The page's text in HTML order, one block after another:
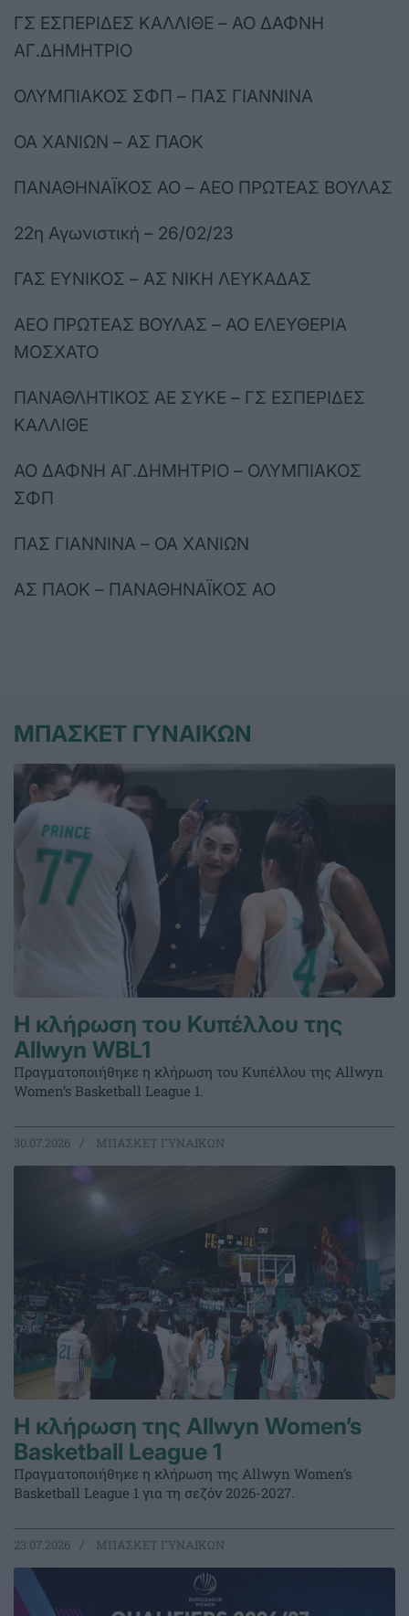
ΓΣ ΕΣΠΕΡΙΔΕΣ ΚΑΛΛΙΘΕ – ΑΟ ΔΑΦΝΗ
ΑΓ.ΔΗΜΗΤΡΙΟ
ΟΛΥΜΠΙΑΚΟΣ ΣΦΠ – ΠΑΣ ΓΙΑΝΝΙΝΑ
ΟΑ ΧΑΝΙΩΝ – ΑΣ ΠΑΟΚ
ΠΑΝΑΘΗΝΑΪΚΟΣ ΑΟ – ΑΕΟ ΠΡΩΤΕΑΣ ΒΟΥΛΑΣ
22η Αγωνιστική – 26/02/23
ΓΑΣ ΕΥΝΙΚΟΣ – ΑΣ ΝΙΚΗ ΛΕΥΚΑΔΑΣ
ΑΕΟ ΠΡΩΤΕΑΣ ΒΟΥΛΑΣ – ΑΟ ΕΛΕΥΘΕΡΙΑ
ΜΟΣΧΑΤΟ
ΠΑΝΑΘΛΗΤΙΚΟΣ ΑΕ ΣΥΚΕ – ΓΣ ΕΣΠΕΡΙΔΕΣ
ΚΑΛΛΙΘΕ
ΑΟ ΔΑΦΝΗ ΑΓ.ΔΗΜΗΤΡΙΟ – ΟΛΥΜΠΙΑΚΟΣ
ΣΦΠ
ΠΑΣ ΓΙΑΝΝΙΝΑ – ΟΑ ΧΑΝΙΩΝ
ΑΣ ΠΑΟΚ – ΠΑΝΑΘΗΝΑΪΚΟΣ ΑΟ
ΜΠΑΣΚΕΤ ΓΥΝΑΙΚΩΝ
Η κλήρωση του Κυπέλλου της
Allwyn WBL1
Πραγματοποιήθηκε η κλήρωση του Κυπέλλου της Allwyn
Women’s Basketball League 1.
30.07.2026 ΜΠΑΣΚΕΤ ΓΥΝΑΙΚΩΝ
Η κλήρωση της Allwyn Women’s
Basketball League 1
Πραγματοποιήθηκε η κλήρωση της Allwyn Women’s
Basketball League 1 για τη σεζόν 2026-2027.
23.07.2026 ΜΠΑΣΚΕΤ ΓΥΝΑΙΚΩΝ